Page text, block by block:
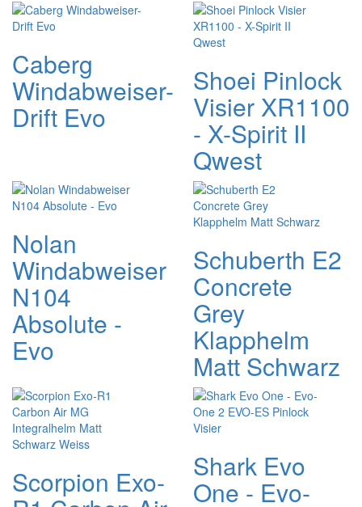
Caberg
Windabweiser-
Drift Evo
Shoei Pinlock
Visier XR1100
- X-Spirit II
Qwest
Nolan
Windabweiser
N104
Absolute -
Evo
Schuberth E2
Concrete
Grey
Klapphelm
Matt Schwarz
Scorpion Exo- Shark Evo
One - Evo-